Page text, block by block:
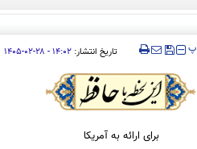
پ تاریخ انتشار:۱۴:۰۲ - ۲۸-۰۲-۱۴۰۵
برای ارائه به آمریکا